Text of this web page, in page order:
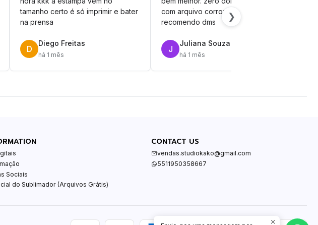
tamanho certo é só imprimir e bater
na prensa
D
Diego Freitas
há 1 mês
com arquivo corrompido.
recomendo dms
J
Juliana Souza
há 1 mês
❯
Sociais
do Sublimador (Arquivos Grátis)
CONTACT US
vendas.studiokako@gmail.com
5511950358667